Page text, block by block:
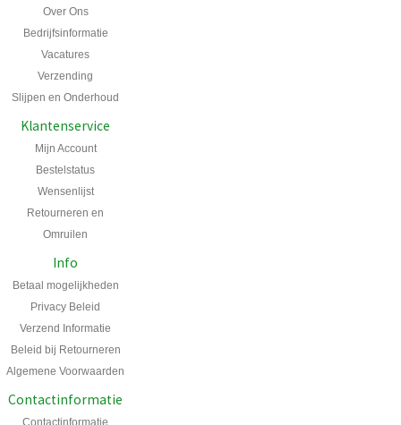
Over Ons
Bedrijfsinformatie
Vacatures
Verzending
Slijpen en Onderhoud
Klantenservice
Mijn Account
Bestelstatus
Wensenlijst
Retourneren en
Omruilen
Info
Betaal mogelijkheden
Privacy Beleid
Verzend Informatie
Beleid bij Retourneren
Algemene Voorwaarden
Contactinformatie
Contactinformatie